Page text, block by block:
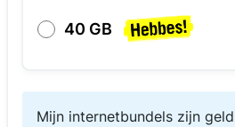
40 GB
Mijn internetbundels zijn